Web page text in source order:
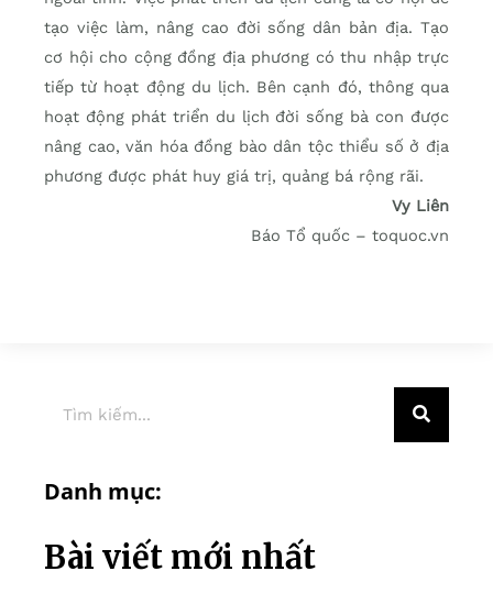
tạo việc làm, nâng cao đời sống dân bản địa. Tạo
cơ hội cho cộng đồng địa phương có thu nhập trực
tiếp từ hoạt động du lịch. Bên cạnh đó, thông qua
hoạt động phát triển du lịch đời sống bà con được
nâng cao, văn hóa đồng bào dân tộc thiểu số ở địa
phương được phát huy giá trị, quảng bá rộng rãi.
Vy Liên
Báo Tổ quốc – toquoc.vn
Danh mục:
Bài viết mới nhất